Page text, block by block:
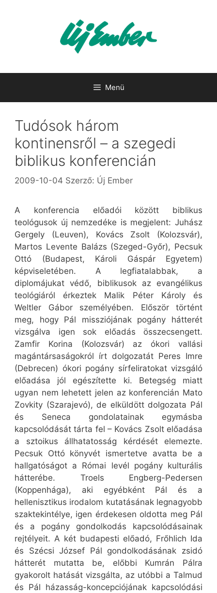
Menü
Tudósok három
kontinensről – a szegedi
biblikus konferencián
2009-10-04 Szerző: Új Ember
A konferencia előadói között biblikus
teológusok új nemzedéke is megjelent: Juhász
Gergely (Leuven), Kovács Zsolt (Kolozsvár),
Martos Levente Balázs (Szeged-Győr), Pecsuk
Ottó (Budapest, Károli Gáspár Egyetem)
képviseletében. A legfiatalabbak, a
diplomájukat védő, biblikusok az evangélikus
teológiáról érkeztek Malik Péter Károly és
Weltler Gábor személyében. Először történt
meg, hogy Pál missziójának pogány hátterét
vizsgálva igen sok előadás összecsengett.
Zamfir Korina (Kolozsvár) az ókori vallási
magántársaságokról írt dolgozatát Peres Imre
(Debrecen) ókori pogány sírfeliratokat vizsgáló
előadása jól egészítette ki. Betegség miatt
ugyan nem lehetett jelen az konferencián Mato
Zovkity (Szarajevó), de elküldött dolgozata Pál
és Seneca gondolatainak egymásba
kapcsolódását tárta fel – Kovács Zsolt előadása
a sztoikus állhatatosság kérdését elemezte.
Pecsuk Ottó könyvét ismertetve avatta be a
hallgatóságot a Római levél pogány kulturális
hátterébe. Troels Engberg-Pedersen
(Koppenhága), aki egyébként Pál és a
hellenisztikus irodalom kutatásának legnagyobb
szaktekintélye, igen érdekesen oldotta meg Pál
és a pogány gondolkodás kapcsolódásainak
rejtélyeit. A két budapesti előadó, Frőhlich Ida
és Szécsi József Pál gondolkodásának zsidó
hátterét mutatta be, előbbi Kumrán Pálra
gyakorolt hatását vizsgálta, az utóbbi a Talmud
és Pál házasság-koncepciójának kapcsolódási